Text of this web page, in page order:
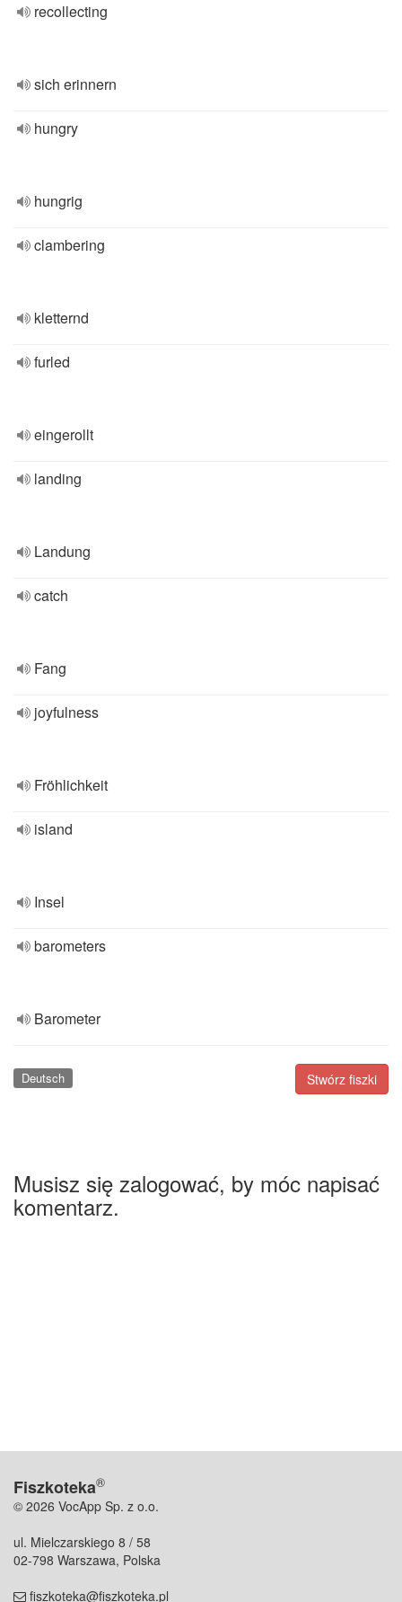
recollecting
sich erinnern
hungry
hungrig
clambering
kletternd
furled
eingerollt
landing
Landung
catch
Fang
joyfulness
Fröhlichkeit
island
Insel
barometers
Barometer
Stwórz fiszki
Deutsch
Musisz się zalogować, by móc napisać
komentarz.
Fiszkoteka®
© 2026 VocApp Sp. z o.o.
ul. Mielczarskiego 8 / 58
02-798 Warszawa, Polska
fiszkoteka@fiszkoteka.pl